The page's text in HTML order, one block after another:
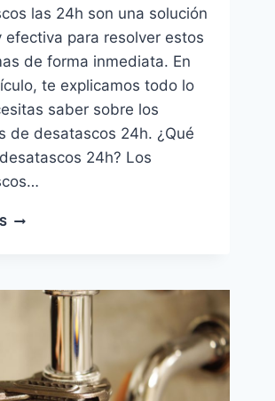
las 24h son una solución
efectiva para resolver estos
de forma inmediata. En
te explicamos todo lo
saber sobre los
de desatascos 24h. ¿Qué
24h? Los
DESATASCOS
DÍA
AÑO